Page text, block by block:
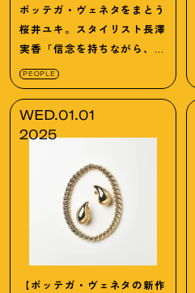
ボッテガ・ヴェネタをまとう
桜井ユキ。スタイリスト長澤
実香「信念を持ちながら、気
負い過ぎてもいない、粋な女
性という印象」
PEOPLE
WED.01.01
2025
【ボッテガ・ヴェネタの新作